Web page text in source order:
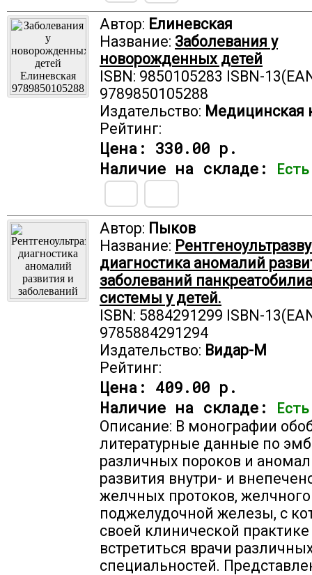
Автор: Елиневская
Название: Заболевания у
новорожденных детей
ISBN: 9850105283 ISBN-
9789850105288
Издательство: Медицинская
Рейтинг:
Цена: 330.00 р.
Наличие на складе:
Автор: Пыков
Название:
диагностика аномалий
заболеваний
системы у детей.
ISBN: 5884291299 ISBN-
9785884291294
Издательство: Видар-М
Рейтинг:
Цена: 409.00 р.
Наличие на складе:
Есть
Описание: В монографии
литературные данные по
различных пороков и
развития внутри- и
желчных протоков,
поджелудочной железы, с
своей клинической
встретиться врачи
специальностей.